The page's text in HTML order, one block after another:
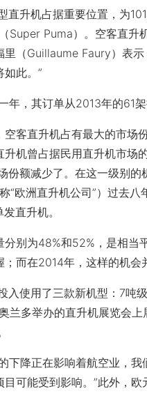
升机占据重要位置，为
Super Puma）。空客直升
（Guillaume Faury）表
此。”
，其订单从2013年的61架
客直升机占有最大的市场
机曾占据民用直升机市场
额减少了。在这一级别的
欧洲直升机公司”）过去八
直升机。
别为48%和52%，是相当
而在2014年，这样的机会
使用了三款新机型：7吨
多举办的直升机展览会上
降正在影响着航空业，我
可能受到影响。”此外，